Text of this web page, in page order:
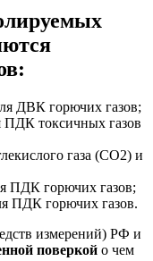
ДВК горючих газов;
ПДК токсичных газов
газа (CO2) и
ПДК горючих газов;
ПДК горючих газов.
измерений) РФ и
поверкой о чем